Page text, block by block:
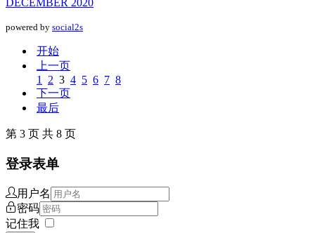
DECEMBER 2020
powered by social2s
开始
上一页
1
2 3 4 5 6 7 8
下一页
最后
第 3 页 共 8 页
登录表单
用户名
密码
记住我